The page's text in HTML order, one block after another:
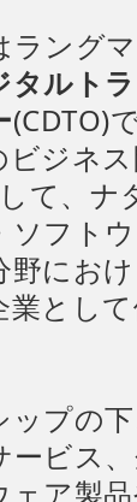
ング
タルト
(CDTO)
ジネ
て、ナ
フト
野にお
とし
プの
ービス
ア製